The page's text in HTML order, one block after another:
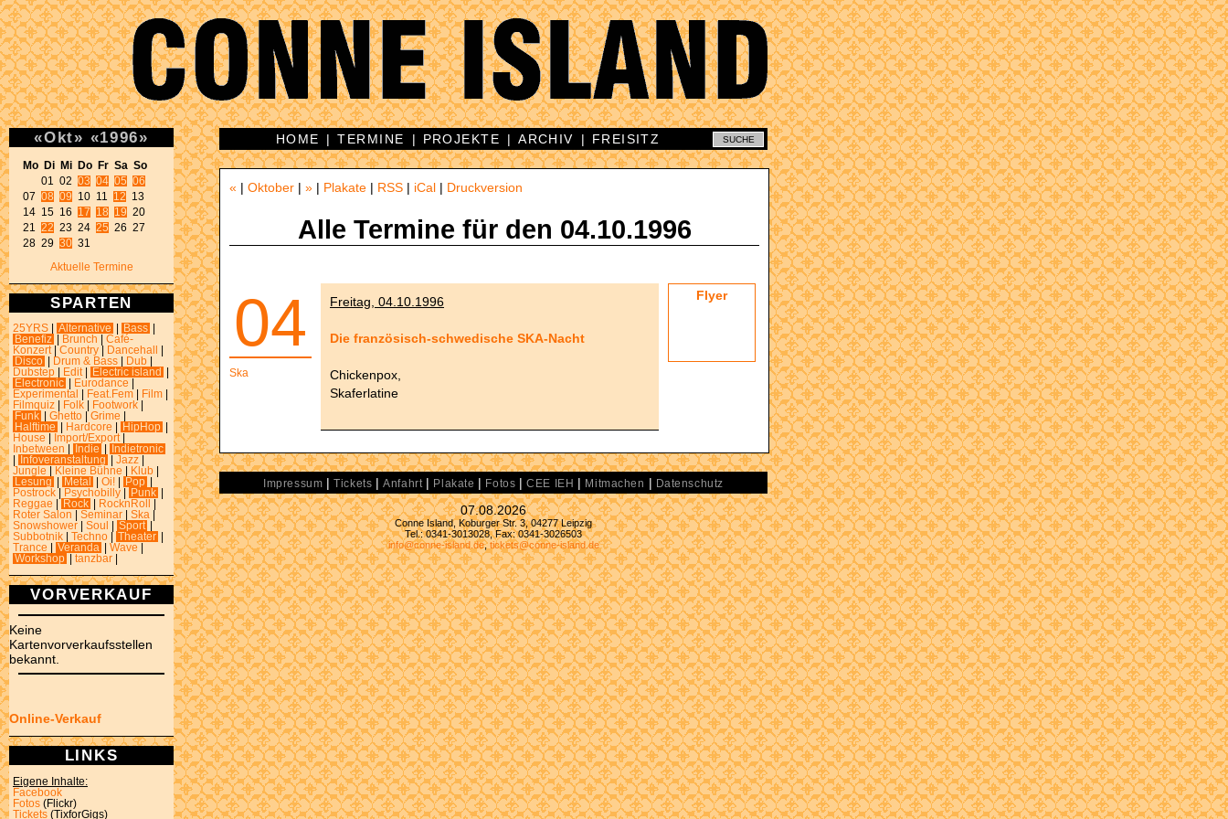
«Okt» «1996»
Mo Di Mi Do Fr Sa So
01 02 03 04 05 06
07 08 09 10 11 12 13
14 15 16 17 18 19 20
21 22 23 24 25 26 27
28 29 30 31
Aktuelle Termine
SPARTEN
25YRS Alternative Bass
Benefiz
Brunch
Café-
Konzert
Country Dancehall
Disco
Drum & Bass Dub
Dubstep
Edit Electric island
Electronic
Eurodance
Experimental
Feat.Fem Film
Filmquiz
Folk Footwork
Funk
Ghetto Grime
Halftime
Hardcore HipHop
House
Import/Export
Inbetween
Indie
Indietronic
Infoveranstaltung Jazz
Jungle
Kleine Bühne Klub
Lesung
Metal Oi! Pop
Postrock
Psychobilly Punk
Reggae
Rock RocknRoll
Roter Salon
Seminar Ska
Snowshower
Soul Sport
Subbotnik
Techno Theater
Trance
Veranda Wave
Workshop
tanzbar
VORVERKAUF
Keine
Kartenvorverkaufsstellen
bekannt.
Online-Verkauf
LINKS
Eigene Inhalte:
Facebook
Fotos (Flickr)
Tickets (TixforGigs)
HOME |TERMINE | PROJEKTE |ARCHIV | FREISITZ
« | Oktober | » | Plakate | RSS | iCal | Druckversion
Alle Termine für den 04.10.1996
04
Ska
Flyer
Freitag, 04.10.1996
Die französisch-schwedische SKA-Nacht
Chickenpox,
Skaferlatine
Impressum |Tickets |Anfahrt | Plakate | Fotos |CEE IEH | Mitmachen | Datenschutz
07.08.2026
Conne Island, Koburger Str. 3, 04277 Leipzig
Tel.: 0341-3013028, Fax: 0341-3026503
info@conne-island.de,tickets@conne-island.de